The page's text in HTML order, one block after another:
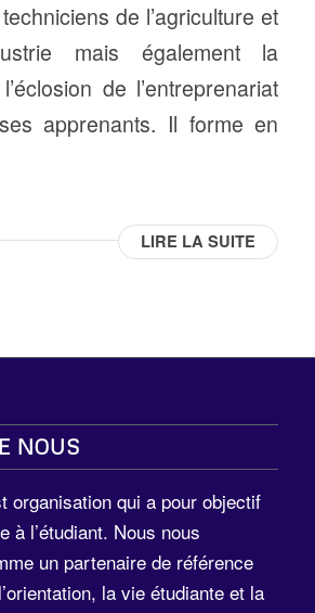
de l’agriculture et
mais également la
de l’entreprenariat
apprenants. Il forme en
LIRE LA SUITE
NOUS
organisation qui a pour objectif
à l’étudiant. Nous nous
un partenaire de référence
la vie étudiante et la